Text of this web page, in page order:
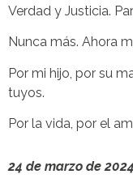
Verdad y Justicia.
Nunca más. Ahora
Por mi hijo, por su
tuyos.
Por la vida, por el
24 de marzo de